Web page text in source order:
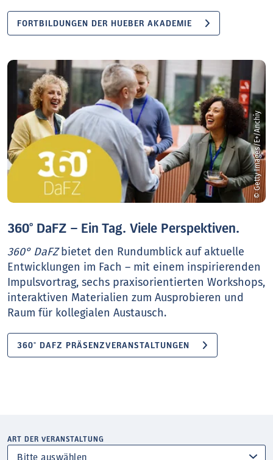
FORTBILDUNGEN DER HUEBER AKADEMIE
© Getty Images/E+/Anchiy
360° DaFZ – Ein Tag. Viele Perspektiven.
360° DaFZbietet den Rundumblick auf aktuelle
Entwicklungen im Fach – mit einem inspirierenden
Impulsvortrag, sechs praxisorientierten Workshops,
interaktiven Materialien zum Ausprobieren und
Raum für kollegialen Austausch.
360° DAFZ PRÄSENZVERANSTALTUNGEN
ART DER VERANSTALTUNG